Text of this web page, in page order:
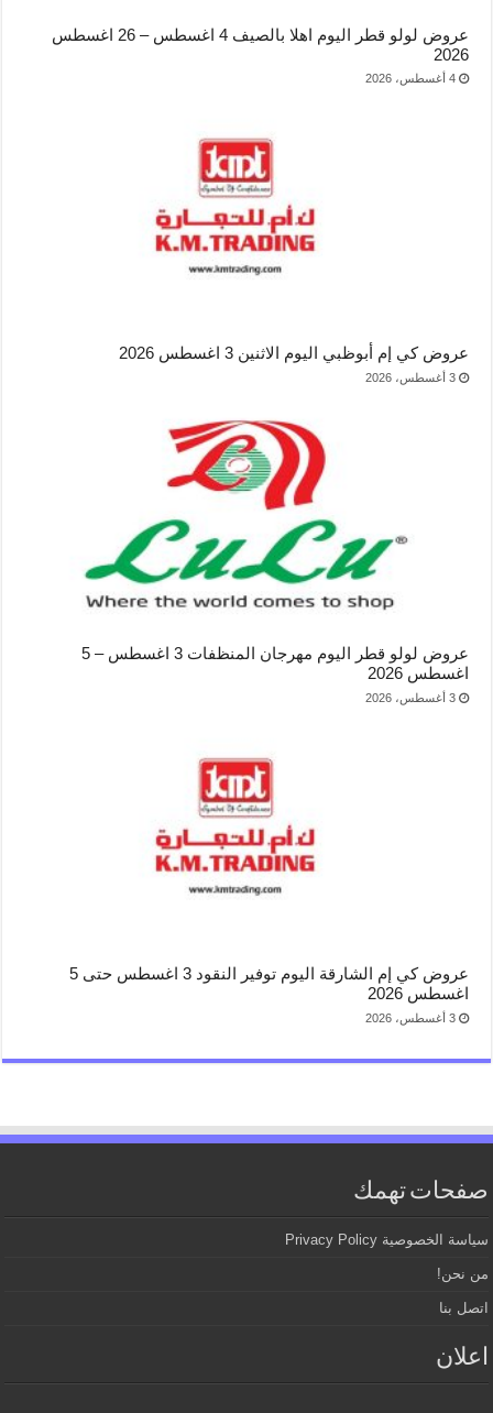
عروض لولو قطر اليوم اهلا بالصيف 4 اغسطس – 26 اغسطس
2026
4 أغسطس، 2026
عروض كي إم أبوظبي اليوم الاثنين 3 اغسطس 2026
3 أغسطس، 2026
عروض لولو قطر اليوم مهرجان المنظفات 3 اغسطس – 5
اغسطس 2026
3 أغسطس، 2026
عروض كي إم الشارقة اليوم توفير النقود 3 اغسطس حتى 5
اغسطس 2026
3 أغسطس، 2026
صفحات تهمك
سياسة الخصوصية Privacy Policy
من نحن!
اتصل بنا
اعلان